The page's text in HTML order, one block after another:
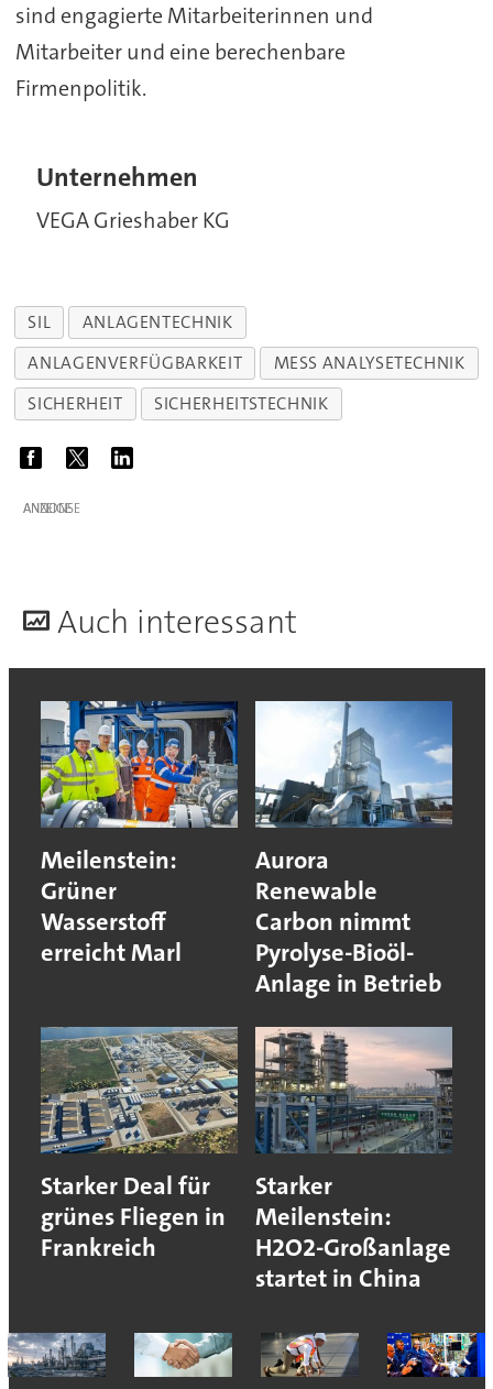
sind engagierte Mitarbeiterinnen und
Mitarbeiter und eine berechenbare
Firmenpolitik.
Unternehmen
VEGA Grieshaber KG
SIL
ANLAGENTECHNIK
ANLAGENVERFÜGBARKEIT
MESS ANALYSETECHNIK
SICHERHEIT
SICHERHEITSTECHNIK
ANZEIGE
Auch interessant
Meilenstein:
Grüner
Wasserstoff
erreicht Marl
Aurora
Renewable
Carbon nimmt
Pyrolyse-Bioöl-
Anlage in Betrieb
Starker Deal für
grünes Fliegen in
Frankreich
Starker
Meilenstein:
H2O2-Großanlage
startet in China